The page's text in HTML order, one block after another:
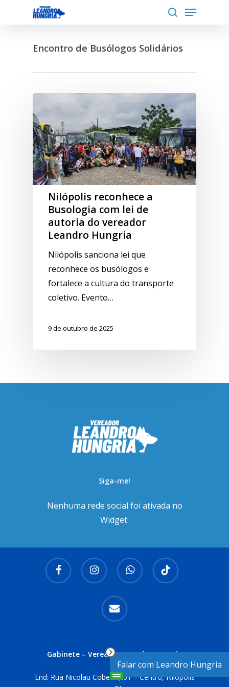
Menu
Encontro de Busólogos Solidários
Nilópolis reconhece a
Busologia com lei de
autoria do vereador
Leandro Hungria
Nilópolis sanciona lei que
reconhece os busólogos e
fortalece a cultura do transporte
coletivo. Evento…
9 de outubro de 2025
Siga-me!
Nenhuma rede social foi ativada no
Widget.
facebook instagram whatsapp tiktok
email
Gabinete – Vereador Leandro Hungria
End: Rua Nicolau Cobelas, 01 – Centro, Nilópolis
Falar com Leandro Hungria